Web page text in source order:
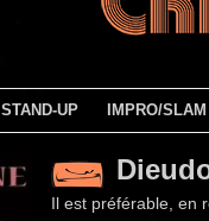
STAND-UP IMPRO/SLAM
Il est préférable, en